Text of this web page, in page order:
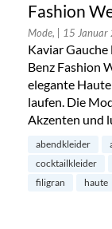
Fashion
Mode, | 15
Kaviar Gauche
Benz Fashion
elegante
laufen. Die
Akzenten und
abendkleider
cocktailkleider
filigran
haute